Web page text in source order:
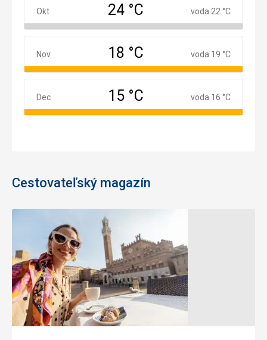
Október
Okt 24 °C voda 22 °C
November
Nov 18 °C voda 19 °C
December
Dec 15 °C voda 16 °C
Cestovateľský magazín